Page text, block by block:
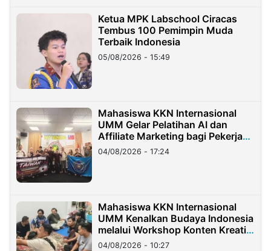
Ketua MPK Labschool Ciracas
Tembus 100 Pemimpin Muda
Terbaik Indonesia
05/08/2026 - 15:49
Mahasiswa KKN Internasional
UMM Gelar Pelatihan AI dan
Affiliate Marketing bagi Pekerja
Migran Indonesia di Taiwan
04/08/2026 - 17:24
Mahasiswa KKN Internasional
UMM Kenalkan Budaya Indonesia
melalui Workshop Konten Kreatif
di Taiwan
04/08/2026 - 10:27